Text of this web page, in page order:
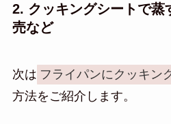
2. クッキングシートで蒸
売など
次は フライパンにクッキン
方法をご紹介します。